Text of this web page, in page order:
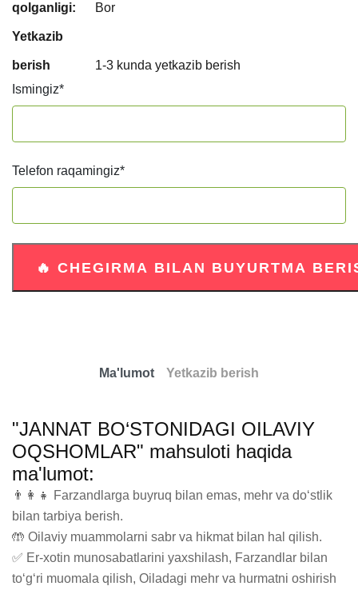
qolganligi: Bor
Yetkazib
berish
1-3 kunda yetkazib berish
Ismingiz*
Telefon raqamingiz*
Ma'lumot Yetkazib berish
"JANNAT BO‘STONIDAGI OILAVIY
OQSHOMLAR" mahsuloti haqida
ma'lumot:
👨‍👩‍👧 Farzandlarga buyruq bilan emas, mehr va do‘stlik
bilan tarbiya berish.
🤲 Oilaviy muammolarni sabr va hikmat bilan hal qilish.
✅ Er-xotin munosabatlarini yaxshilash, Farzandlar bilan
to‘g‘ri muomala qilish, Oiladagi mehr va hurmatni oshirish